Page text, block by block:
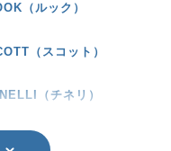
（ルック）
（スコット）
（チネリ）